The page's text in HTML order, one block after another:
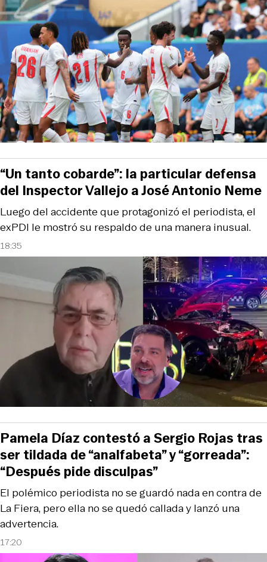
18:35
Luego del accidente que protagonizó el periodista, el
exPDI le mostró su respaldo de una manera inusual.
“Un tanto cobarde”: la particular defensa
del Inspector Vallejo a José Antonio Neme
17:20
El polémico periodista no se guardó nada en contra de
La Fiera, pero ella no se quedó callada y lanzó una
advertencia.
Pamela Díaz contestó a Sergio Rojas tras
ser tildada de “analfabeta” y “gorreada”:
“Después pide disculpas”